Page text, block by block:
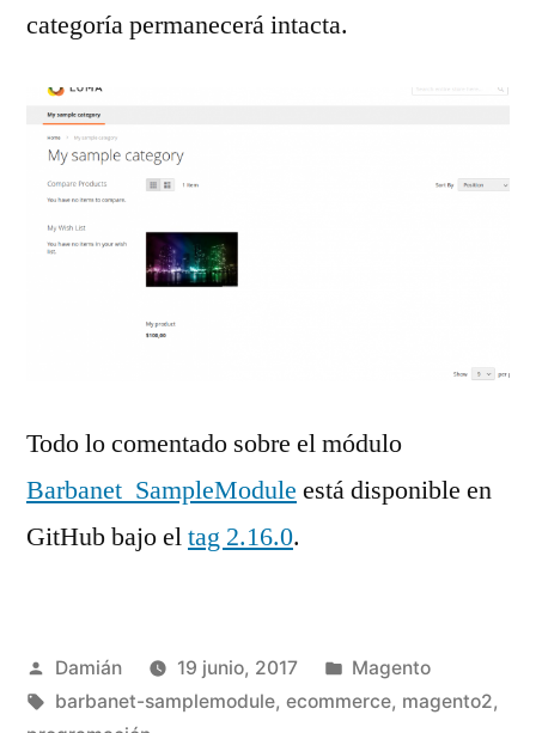
categoría permanecerá intacta.
Todo lo comentado sobre el módulo
Barbanet_SampleModule está disponible en
GitHub bajo eltag 2.16.0.
Publicado
por
Damián 19 junio, 2017
Publicado
en
Magento
Etiquetas:
barbanet-samplemodule, ecommerce, magento2,